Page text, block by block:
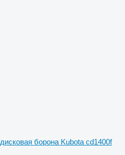
дисковая борона Kubota cd1400f